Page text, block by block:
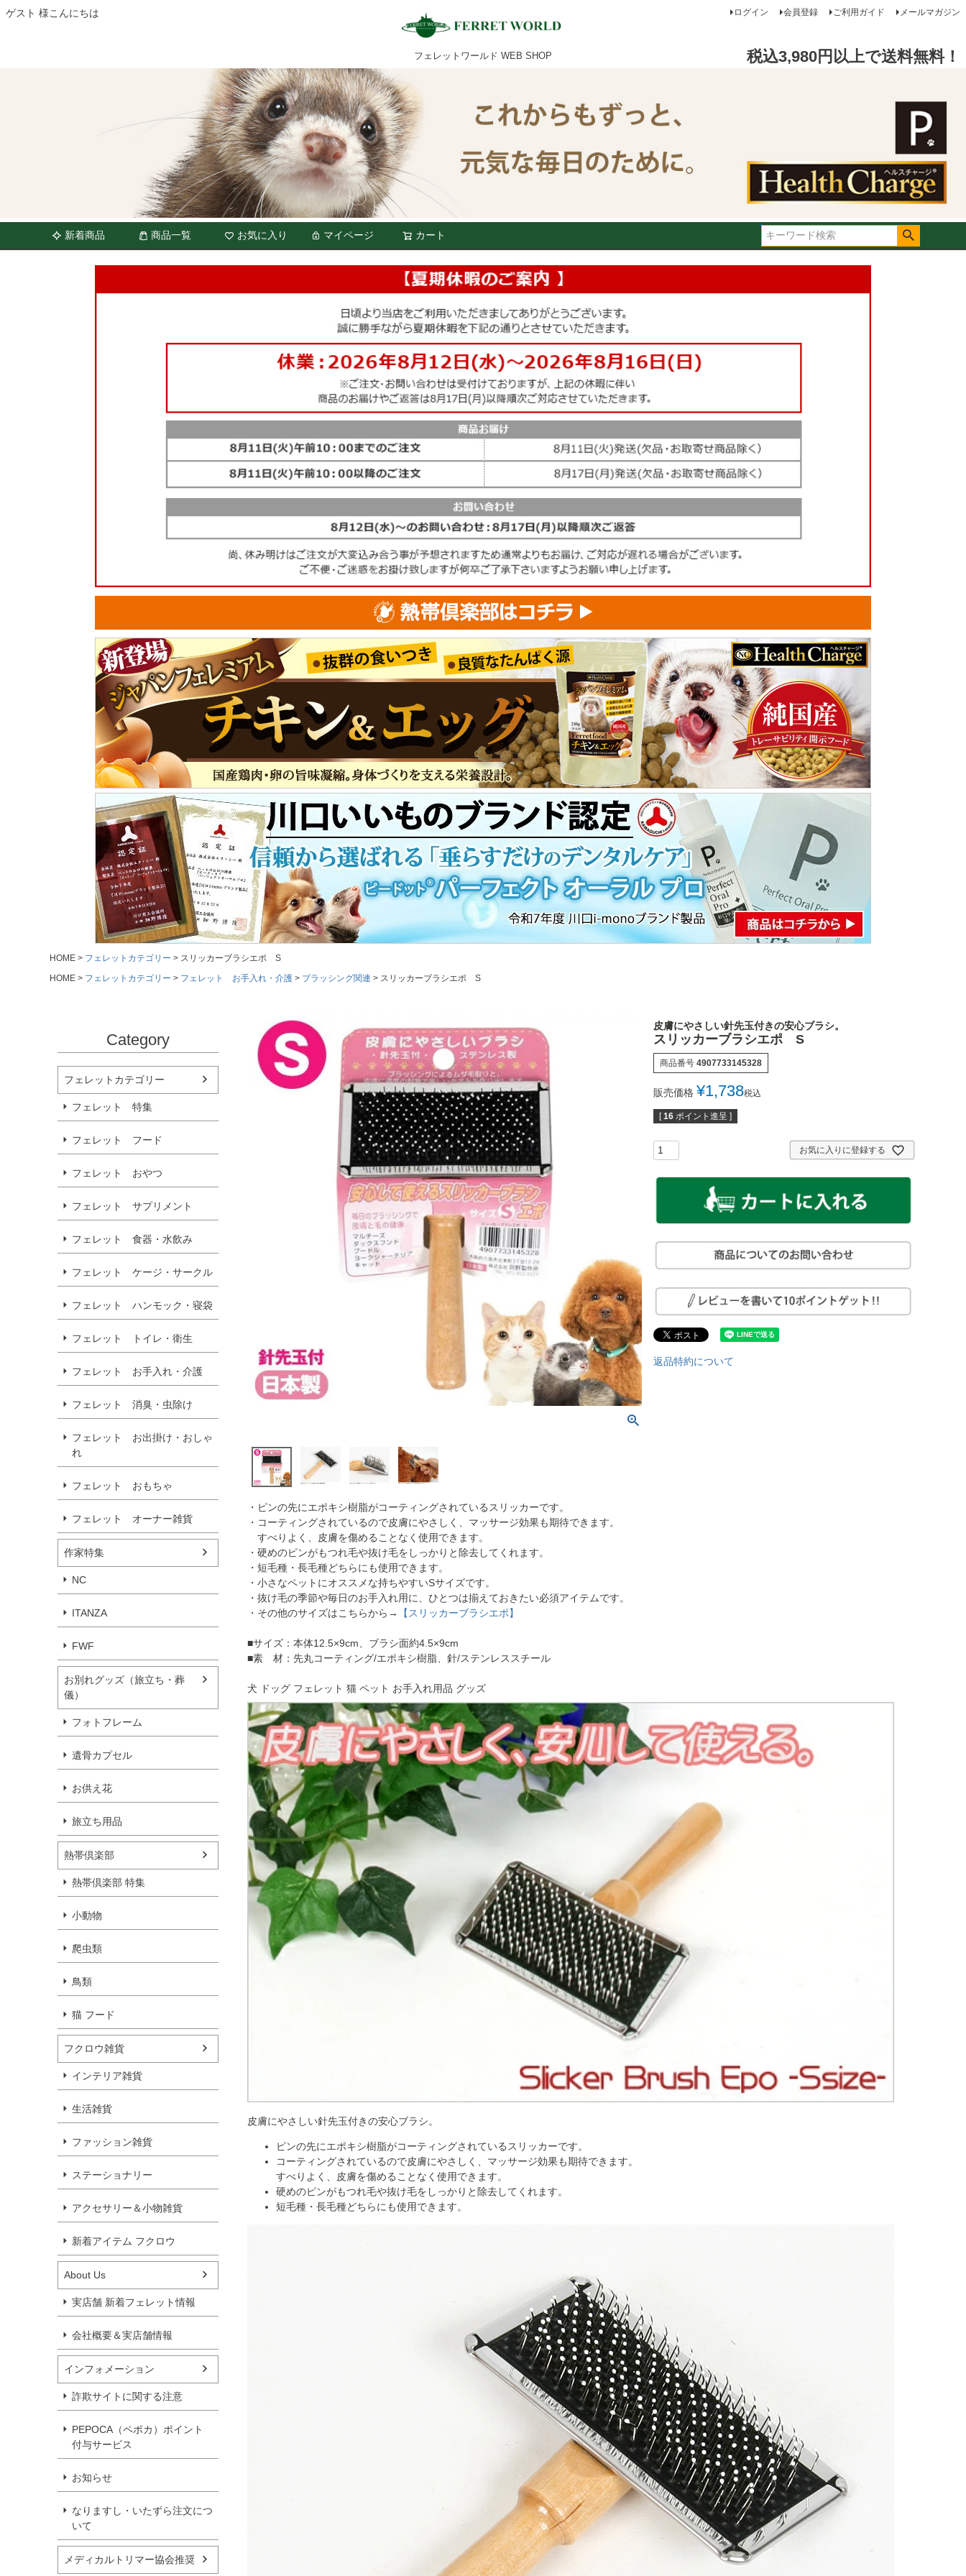
ゲスト 様こんにちは
フェレットワールド WEB SHOP
ログイン 会員登録 ご利用ガイド メールマガジン
税込3,980円以上で送料無料！
新着商品 商品一覧 お気に入り マイページ カート
HOME フェレットカテゴリー
スリッカーブラシエポ S
HOME
フェレットカテゴリー フェレット お手入れ・介護 ブラッシング関連 スリッカーブラシエポ S
Category
フェレットカテゴリー
フェレット 特集
フェレット フード
フェレット おやつ
フェレット サプリメント
フェレット 食器・水飲み
フェレット ケージ・サークル
フェレット ハンモック・寝袋
フェレット トイレ・衛生
フェレット お手入れ・介護
フェレット 消臭・虫除け
フェレット お出掛け・おしゃ
れ
フェレット おもちゃ
フェレット オーナー雑貨
作家特集
NC
ITANZA
FWF
お別れグッズ（旅立ち・葬
儀）
フォトフレーム
遺骨カプセル
お供え花
旅立ち用品
熱帯倶楽部
熱帯倶楽部 特集
小動物
爬虫類
鳥類
猫 フード
フクロウ雑貨
インテリア雑貨
生活雑貨
ファッション雑貨
ステーショナリー
アクセサリー＆小物雑貨
新着アイテム フクロウ
About Us
実店舗 新着フェレット情報
会社概要＆実店舗情報
インフォメーション
詐欺サイトに関する注意
PEPOCA（ペポカ）ポイント
付与サービス
お知らせ
なりますし・いたずら注文につ
いて
メディカルトリマー協会推奨
・ピンの先にエポキシ樹脂がコーティングされているスリッカーです。
・コーティングされているので皮膚にやさしく、マッサージ効果も期待できます。
すべりよく、皮膚を傷めることなく使用できます。
・硬めのピンがもつれ毛や抜け毛をしっかりと除去してくれます。
・短毛種・長毛種どちらにも使用できます。
・小さなペットにオススメな持ちやすいSサイズです。
・抜け毛の季節や毎日のお手入れ用に、ひとつは揃えておきたい必須アイテムです。
・その他のサイズはこちらから→
【スリッカーブラシエポ】
■サイズ：本体12.5×9cm、ブラシ面約4.5×9cm
■素 材：先丸コーティング/エポキシ樹脂、針/ステンレススチール
犬 ドッグ フェレット 猫 ペット お手入れ用品 グッズ
皮膚にやさしい針先玉付きの安心ブラシ。
スリッカーブラシエポ S
商品番号 4907733145328
販売価格 ¥1,738税込
[ 16 ポイント進呈 ]
お気に入りに登録する
返品特約について
皮膚にやさしい針先玉付きの安心ブラシ。
ピンの先にエポキシ樹脂がコーティングされているスリッカーです。
コーティングされているので皮膚にやさしく、マッサージ効果も期待できます。
すべりよく、皮膚を傷めることなく使用できます。
硬めのピンがもつれ毛や抜け毛をしっかりと除去してくれます。
短毛種・長毛種どちらにも使用できます。